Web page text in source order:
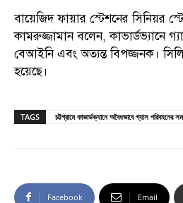
বায়েজিদ ফায়ার স্টেশনের সিনিয়র
কামরুজ্জামান বলেন, কাভার্ডভ্যানে
বেআইনি এবং অত্যন্ত বিপজ্জনক।
হয়েছে।
TAGS চট্টগ্রামে কাভার্ডভ্যানে অবৈধভাবে গ্যাস পরিবহনের
Facebook Email